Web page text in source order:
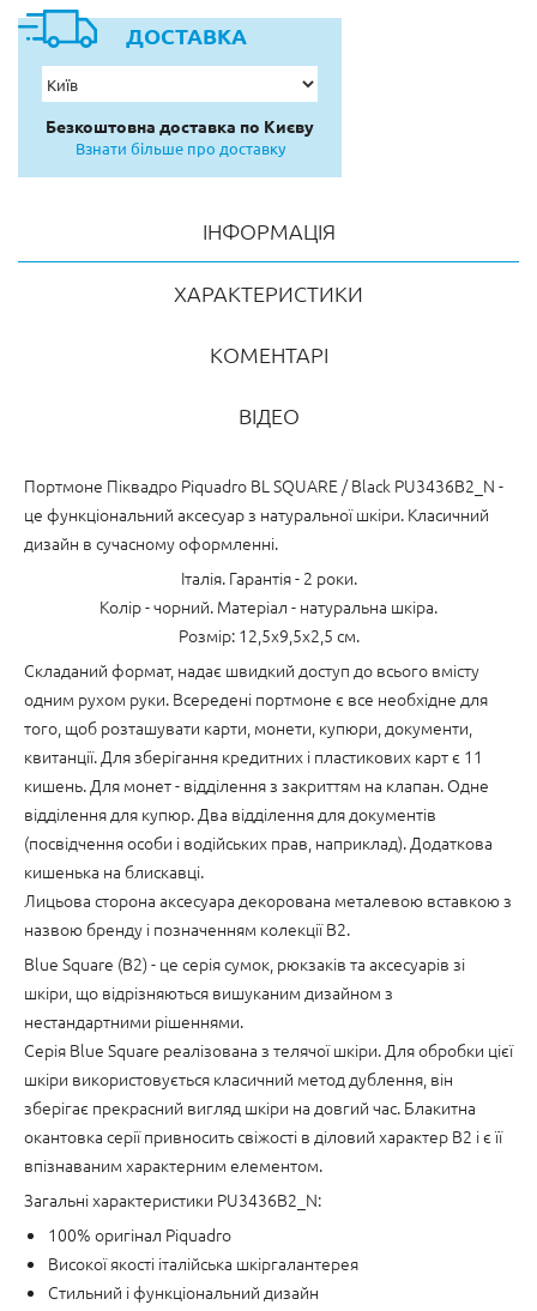
ДОСТАВКА
Безкоштовна доставка по Києву
Взнати більше про доставку
ІНФОРМАЦІЯ
ХАРАКТЕРИСТИКИ
КОМЕНТАРІ
ВІДЕО
Портмоне Піквадро Piquadro BL SQUARE / Black PU3436B2_N -
це функціональний аксесуар з натуральної шкіри. Класичний
дизайн в сучасному оформленні.
Італія. Гарантія - 2 роки.
Колір - чорний. Матеріал - натуральна шкіра.
Розмір: 12,5x9,5x2,5 см.
Складаний формат, надає швидкий доступ до всього вмісту
одним рухом руки. Всередені портмоне є все необхідне для
того, щоб розташувати карти, монети, купюри, документи,
квитанції. Для зберігання кредитних і пластикових карт є 11
кишень. Для монет - відділення з закриттям на клапан. Одне
відділення для купюр. Два відділення для документів
(посвідчення особи і водійських прав, наприклад). Додаткова
кишенька на блискавці.
Лицьова сторона аксесуара декорована металевою вставкою з
назвою бренду і позначенням колекції B2.
Blue Square (B2) - це серія сумок, рюкзаків та аксесуарів зі
шкіри, що відрізняються вишуканим дизайном з
нестандартними рішеннями.
Серія Blue Square реалізована з телячої шкіри. Для обробки цієї
шкіри використовується класичний метод дублення, він
зберігає прекрасний вигляд шкіри на довгий час. Блакитна
окантовка серії привносить свіжості в діловий характер B2 і є її
впізнаваним характерним елементом.
Загальні характеристики PU3436B2_N:
100% оригінал Piquadro
Високої якості італійська шкіргалантерея
Стильний і функціональний дизайн